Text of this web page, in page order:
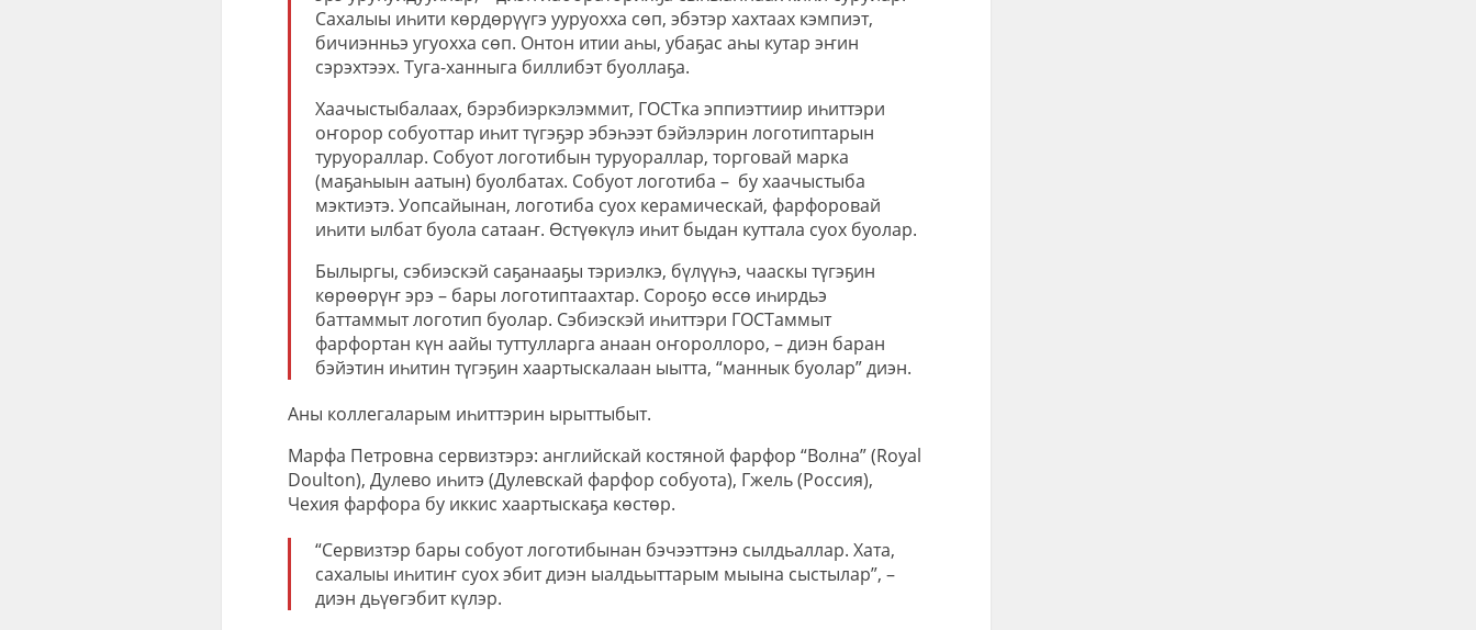
Сахалыы иһити көрдөрүүгэ ууруохха сөп, эбэтэр хахтаах кэмпиэт,
бичиэнньэ угуохха сөп. Онтон итии аһы, убаҕас аһы кутар эҥин
сэрэхтээх. Туга-ханныга биллибэт буоллаҕа.
Хаачыстыбалаах, бэрэбиэркэлэммит, ГОСТка эппиэттиир иһиттэри
оҥорор собуоттар иһит түгэҕэр эбэһээт бэйэлэрин логотиптарын
туруораллар. Собуот логотибын туруораллар, торговай марка
(маҕаһыын аатын) буолбатах. Собуот логотиба – бу хаачыстыба
мэктиэтэ. Уопсайынан, логотиба суох керамическай, фарфоровай
иһити ылбат буола сатааҥ. Өстүөкүлэ иһит быдан куттала суох буолар.
Былыргы, сэбиэскэй саҕанааҕы тэриэлкэ, бүлүүһэ, чааскы түгэҕин
көрөөрүҥ эрэ – бары логотиптаахтар. Сороҕо өссө иһирдьэ
баттаммыт логотип буолар. Сэбиэскэй иһиттэри ГОСТаммыт
фарфортан күн аайы туттулларга анаан оҥороллоро, – диэн баран
бэйэтин иһитин түгэҕин хаартыскалаан ыытта, “маннык буолар” диэн.
Аны коллегаларым иһиттэрин ырыттыбыт.
Марфа Петровна сервизтэрэ: английскай костяной фарфор “Волна” (Royal
Doulton), Дулево иһитэ (Дулевскай фарфор собуота), Гжель (Россия),
Чехия фарфора бу иккис хаартыскаҕа көстөр.
“Сервизтэр бары собуот логотибынан бэчээттэнэ сылдьаллар. Хата,
сахалыы иһитиҥ суох эбит диэн ыалдьыттарым мыына сыстылар”, –
диэн дьүөгэбит күлэр.